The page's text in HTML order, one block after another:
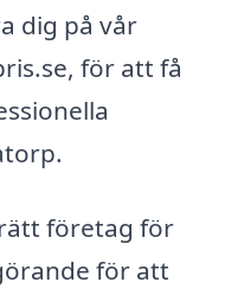
dig på vår
för att få
företag för
för att